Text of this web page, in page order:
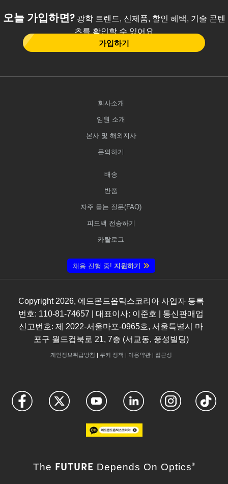
오늘 가입하면?광학 트렌드, 신제품, 할인 혜택, 기술 콘텐
츠를 확인할 수 있어요
가입하기
회사소개
임원 소개
본사 및 해외지사
문의하기
배송
반품
자주 묻는 질문(FAQ)
피드백 전송하기
카탈로그
채용 진행 중! 지원하기
Copyright 2026, 에드몬드옵틱스코리아 사업자 등록
번호: 110-81-74657 | 대표이사: 이준호 | 통신판매업
신고번호: 제 2022-서울마포-0965호, 서울특별시 마
포구 월드컵북로 21, 7층 (서교동, 풍성빌딩)
개인정보취급방침 쿠키 정책 이용약관| 접근성
The FUTURE Depends On Optics ®